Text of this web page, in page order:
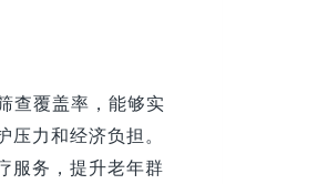
查覆盖率，能够实
力和经济负担。
服务，提升老年群